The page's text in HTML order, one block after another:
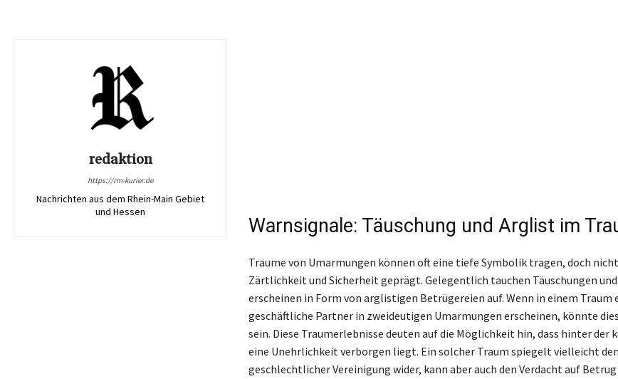
redaktion
https://rm-kurier.de
Nachrichten aus dem Rhein-Main Gebiet
und Hessen
Warnsignale: Täuschung und Arglist im
Träume von Umarmungen können oft eine tiefe Symbolik tragen, doch
Zärtlichkeit und Sicherheit geprägt. Gelegentlich tauchen Täuschungen
erscheinen in Form von arglistigen Betrügereien auf. Wenn in einem Traum
geschäftliche Partner in zweideutigen Umarmungen erscheinen, könnte
sein. Diese Traumerlebnisse deuten auf die Möglichkeit hin, dass hinter der
eine Unehrlichkeit verborgen liegt. Ein solcher Traum spiegelt vielleicht
geschlechtlicher Vereinigung wider, kann aber auch den Verdacht auf